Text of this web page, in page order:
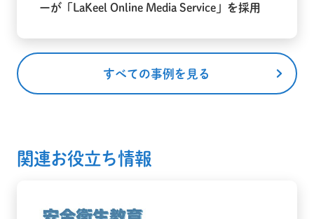
ーが「LaKeel Online Media Service」を採用
すべての事例を見る
関連お役立ち情報